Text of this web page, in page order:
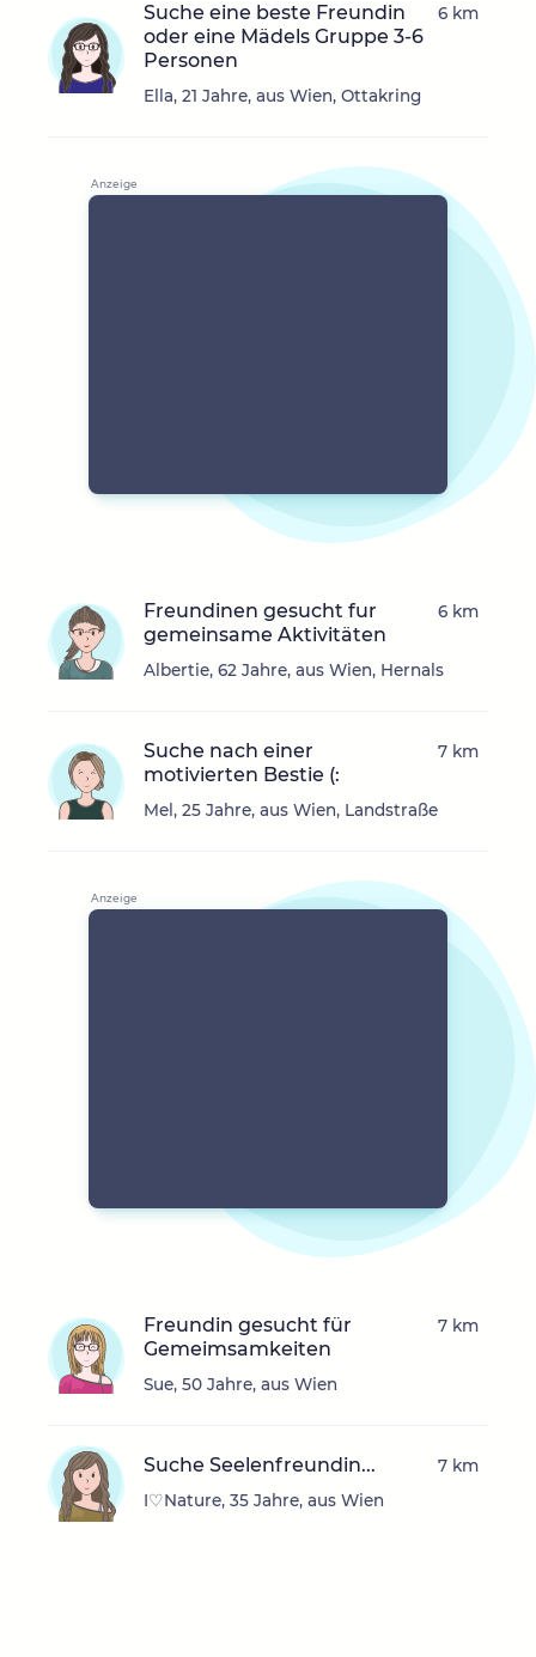
Suche eine beste Freundin
oder eine Mädels Gruppe 3-6
Personen
Ella, 21 Jahre, aus Wien, Ottakring
6 km
Freundinen gesucht fur
gemeinsame Aktivitäten
Albertie, 62 Jahre, aus Wien, Hernals
6 km
Suche nach einer
motivierten Bestie (:
Mel, 25 Jahre, aus Wien, Landstraße
7 km
Freundin gesucht für
Gemeimsamkeiten
Sue, 50 Jahre, aus Wien
7 km
Suche Seelenfreundin...
I♡Nature, 35 Jahre, aus Wien
7 km